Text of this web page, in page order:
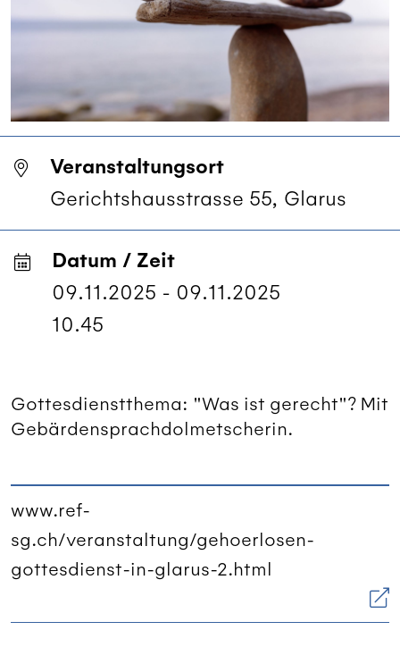
Veranstaltungsort
Gerichtshausstrasse 55, Glarus
Datum / Zeit
09.11.2025 - 09.11.2025
10.45
Gottesdienstthema: "Was ist gerecht"? Mit
Gebärdensprachdolmetscherin.
www.ref-
sg.ch/veranstaltung/gehoerlosen-
gottesdienst-in-glarus-2.html